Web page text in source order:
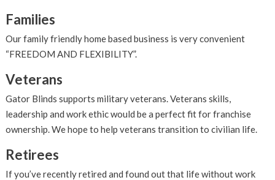
Families
Our family friendly home based business is very convenient
“FREEDOM AND FLEXIBILITY”.
Veterans
Gator Blinds supports military veterans. Veterans skills,
leadership and work ethic would be a perfect fit for franchise
ownership. We hope to help veterans transition to civilian life.
Retirees
If you’ve recently retired and found out that life without work